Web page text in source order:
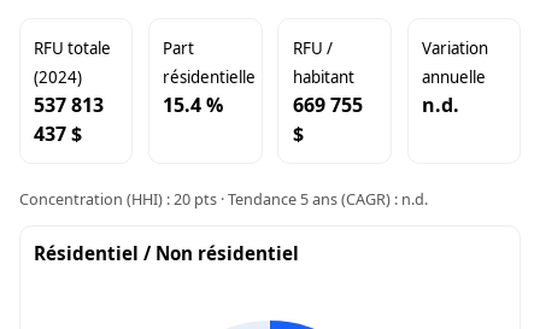
RFU totale
(2024)
537 813
437 $
Part
résidentielle
15.4 %
RFU /
habitant
669 755
$
Variation
annuelle
n.d.
Concentration (HHI) : 20 pts · Tendance 5 ans (CAGR) : n.d.
Résidentiel / Non résidentiel